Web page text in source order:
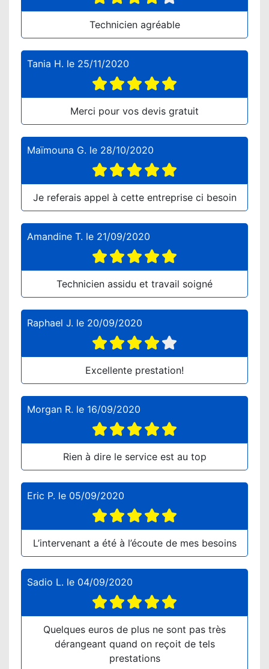
Technicien agréable
Tania H. le 25/11/2020
Merci pour vos devis gratuit
Maïmouna G. le 28/10/2020
Je referais appel à cette entreprise ci besoin
Amandine T. le 21/09/2020
Technicien assidu et travail soigné
Raphael J. le 20/09/2020
Excellente prestation!
Morgan R. le 16/09/2020
Rien à dire le service est au top
Eric P. le 05/09/2020
L’intervenant a été à l’écoute de mes besoins
Sadio L. le 04/09/2020
Quelques euros de plus ne sont pas très
dérangeant quand on reçoit de tels
prestations